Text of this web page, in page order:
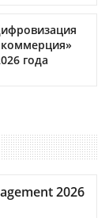
коммерция»
года
2026